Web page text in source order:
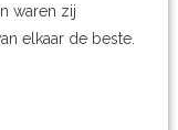
waren zij
elkaar de beste.